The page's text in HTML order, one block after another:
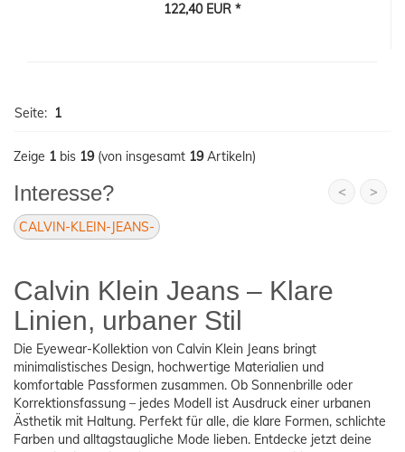
122,40 EUR *
Seite: 1
Zeige 1 bis 19(von insgesamt 19Artikeln)
Interesse? < >
CALVIN-KLEIN-JEANS-
Calvin Klein Jeans – Klare
Linien, urbaner Stil
Die Eyewear-Kollektion von Calvin Klein Jeans bringt
minimalistisches Design, hochwertige Materialien und
komfortable Passformen zusammen. Ob Sonnenbrille oder
Korrektionsfassung – jedes Modell ist Ausdruck einer urbanen
Ästhetik mit Haltung. Perfekt für alle, die klare Formen, schlichte
Farben und alltagstaugliche Mode lieben. Entdecke jetzt deine